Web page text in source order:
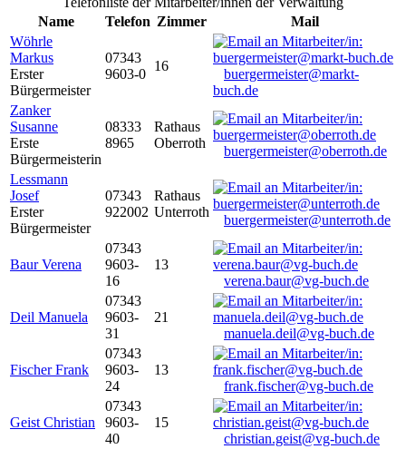
Name
Telefon Zimmer
Mail
Wöhrle
Markus
Erster
Bürgermeister
07343
9603-0
16
buergermeister@markt-
buch.de
Zanker
Susanne
Erste
Bürgermeisterin
08333
8965
Rathaus
Oberroth
buergermeister@oberroth.de
Lessmann
Josef
Erster
Bürgermeister
07343
922002
Rathaus
Unterroth
buergermeister@unterroth.de
Baur Verena
07343
9603-
16
13
verena.baur@vg-buch.de
Deil Manuela
07343
9603-
31
21
manuela.deil@vg-buch.de
Fischer Frank
07343
9603-
24
13
frank.fischer@vg-buch.de
Geist Christian
07343
9603-
40
15
christian.geist@vg-buch.de